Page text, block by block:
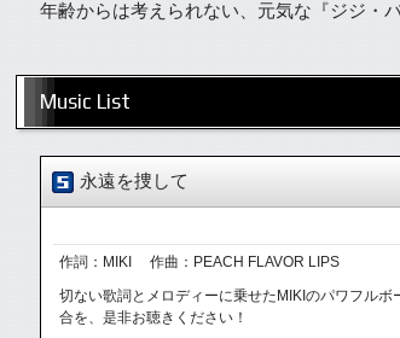
年齢からは考えられない、元気な『ジジ・
Music List
永遠を捜して
作詞：MIKI 作曲：PEACH FLAVOR LIPS
切ない歌詞とメロディーに乗せたMIKIのパワフル
合を、是非お聴きください！